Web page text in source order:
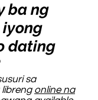
ba ng
dating
sa
online na